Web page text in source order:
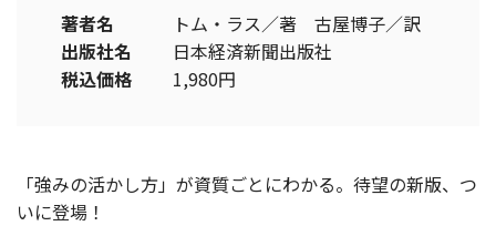
著者名
トム・ラス／著 古屋博子／訳
出版社名
日本経済新聞出版社
税込価格
1,980円
「強みの活かし方」が資質ごとにわかる。待望の新版、つ
いに登場！